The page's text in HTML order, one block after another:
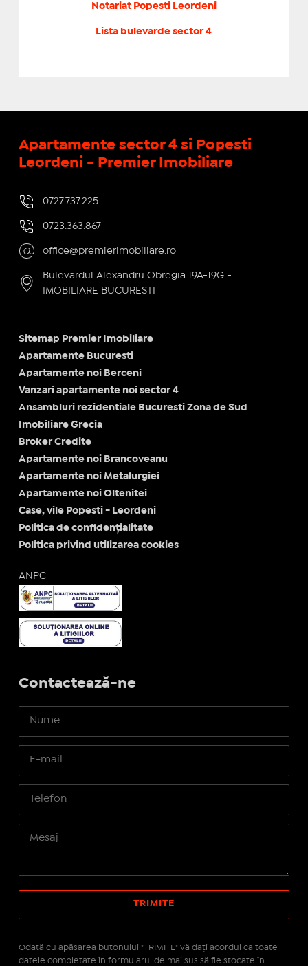
Notariat Popesti Leordeni
Lista bulevarde sector 4
Apartamente sector 4 si Popesti
Leordeni - Premier Imobiliare
0727.737.225
0723.363.867
office@premierimobiliare.ro
Bulevardul Alexandru Obregia 19A-19G -
IMOBILIARE BUCURESTI
Sitemap Premier Imobiliare
Apartamente Bucuresti
Apartamente noi Berceni
Vanzari apartamente noi sector 4
Ansambluri rezidentiale Bucuresti Zona de Sud
Imobiliare Grecia
Broker Credite
Apartamente noi Brancoveanu
Apartamente noi Metalurgiei
Apartamente noi Oltenitei
Case, vile Popesti - Leordeni
Politica de confidențialitate
Politica privind utilizarea cookies
ANPC
Contactează-ne
Odată cu apăsarea butonului "TRIMITE" vă daţi acordul ca toate
datele completate în formularul de mai sus să fie stocate în